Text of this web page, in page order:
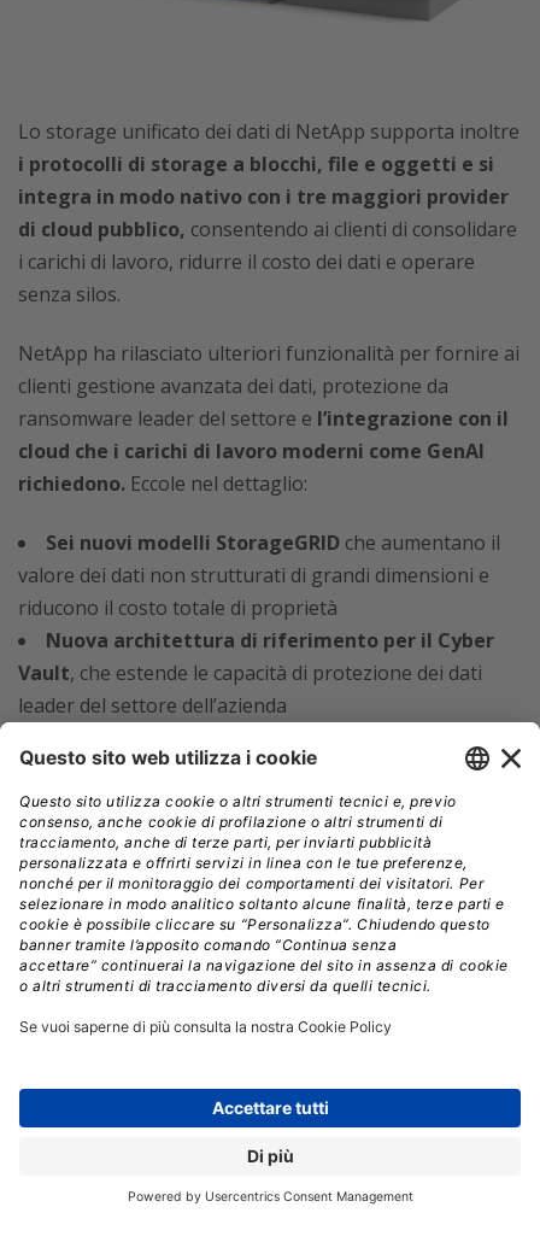
Lo storage unificato dei dati di NetApp supporta inoltre
i protocolli di storage a blocchi, file e oggetti e si
integra in modo nativo con i tre maggiori provider
di cloud pubblico, consentendo ai clienti di consolidare
i carichi di lavoro, ridurre il costo dei dati e operare
senza silos.
NetApp ha rilasciato ulteriori funzionalità per fornire ai
clienti gestione avanzata dei dati, protezione da
ransomware leader del settore e l’integrazione con il
cloud che i carichi di lavoro moderni come GenAI
richiedono. Eccole nel dettaglio:
Sei nuovi modelli StorageGRID che aumentano il
valore dei dati non strutturati di grandi dimensioni e
riducono il costo totale di proprietà
Nuova architettura di riferimento per il Cyber
Vault, che estende le capacità di protezione dei dati
leader del settore dell’azienda
active sync, che crea una soluzione simmetrica di
continuità aziendale attiva-attiva su due data center e
garantisce operazioni aziendali senza interruzioni
anche durante un arresto del data center
La versione aggiornata di ONTAP include anche
FlexCache con Writeback, che crea copie locali dei dati
per i team distribuiti, con conseguente riduzione della
latenza e dell’accesso ininterrotto, abbassando al
contempo i costi amministrativi
nuova soluzione di infrastruttura convergente
progettata per i casi d’uso diretrieval-augmented
e inferencing per GenAI, con server
ThinkSystem Lenovo che utilizzano GPU NVIDIA L40S,